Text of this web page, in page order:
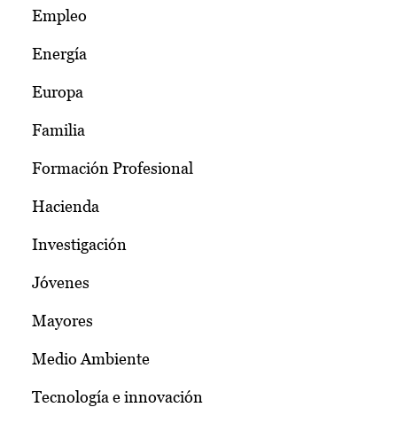
Empleo
Energía
Europa
Familia
Formación Profesional
Hacienda
Investigación
Jóvenes
Mayores
Medio Ambiente
Tecnología e innovación